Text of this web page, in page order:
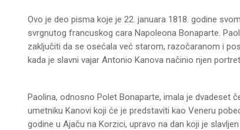
Ovo je deo pisma koje je 22. januara 1818. godine
svrgnutog francuskog cara Napoleona Bonaparte.
zaključiti da se osećala već starom, razočaranom i
kada je slavni vajar Antonio Kanova načinio njen
Paolina, odnosno Polet Bonaparte, imala je dvadeset
umetniku Kanovi koji će je predstaviti kao Veneru
godine u Ajaču na Korzici, upravo na dan koji je